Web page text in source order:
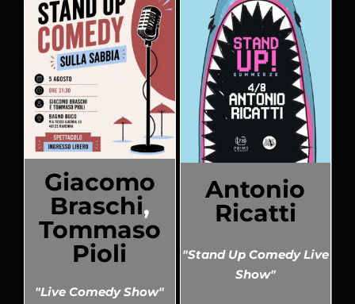
Giacomo
Braschi,
Tommaso
Pioli
"Live Comedy Show"
Antonio
Ricatti
"Stand Up Comedy Live
Show"